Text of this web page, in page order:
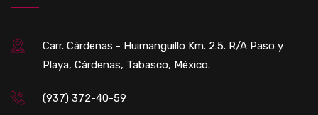
Carr. Cárdenas - Huimanguillo Km. 2.5. R/A Paso y
Playa, Cárdenas, Tabasco, México.
(937) 372-40-59